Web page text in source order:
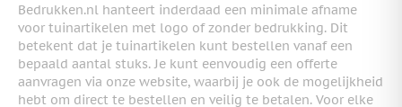
Bedrukken.nl hanteert inderdaad een minimale afname
voor tuinartikelen met logo of zonder bedrukking. Dit
betekent dat je tuinartikelen kunt bestellen vanaf een
bepaald aantal stuks. Je kunt eenvoudig een offerte
aanvragen via onze website, waarbij je ook de mogelijkheid
hebt om direct te bestellen en veilig te betalen. Voor elke